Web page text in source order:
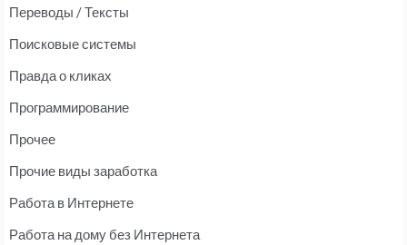
Переводы / Тексты
Поисковые системы
Правда о кликах
Программирование
Прочее
Прочие виды заработка
Работа в Интернете
Работа на дому без Интернета